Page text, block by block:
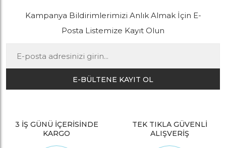
Kampanya Bildirimlerimizi Anlık Almak İçin E-
Posta Listemize Kayıt Olun
E-BÜLTENE KAYIT OL
3 İŞ GÜNÜ İÇERİSİNDE
KARGO
TEK TIKLA GÜVENLİ
ALIŞVERİŞ